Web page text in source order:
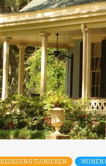
KLUSSEN & TUINIEREN WONEN